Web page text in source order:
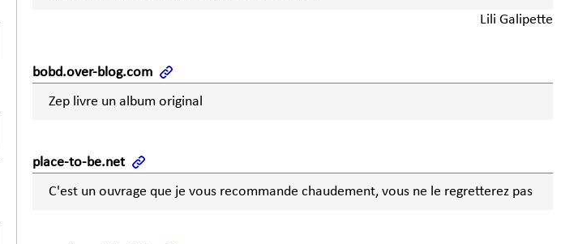
Lili Galipette
bobd.over-blog.com
Zep livre un album original
place-to-be.net
C'est un ouvrage que je vous recommande chaudement, vous ne le regretterez pas